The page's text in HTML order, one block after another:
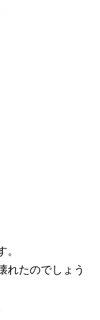
。
れたのでしょう